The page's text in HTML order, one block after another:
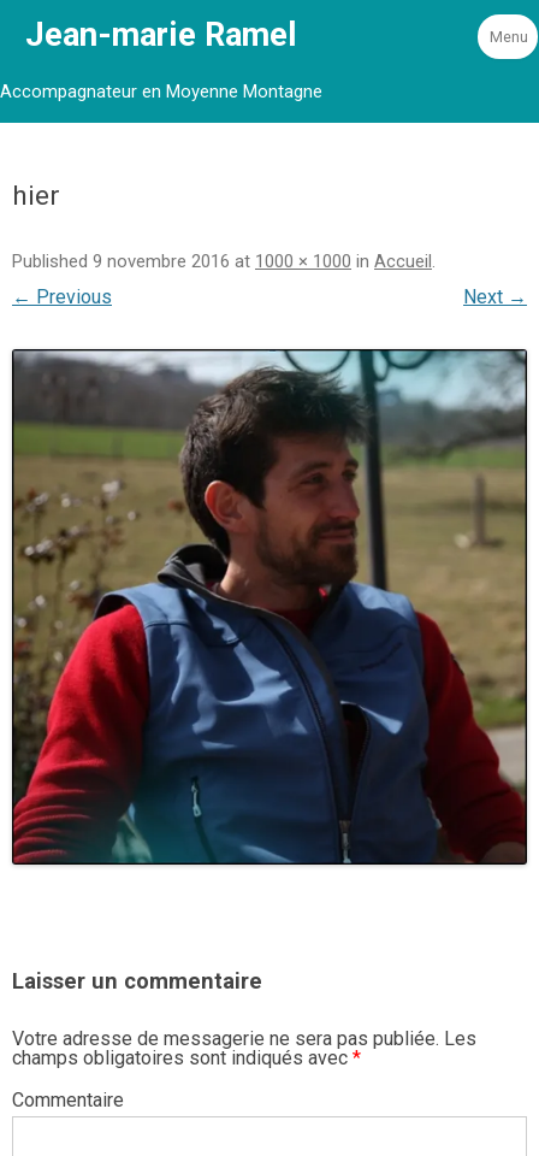
Jean-marie Ramel
Accompagnateur en Moyenne Montagne
Menu
hier
Published 9 novembre 2016 at 1000 × 1000 in Accueil.
← Previous Next →
Laisser un commentaire
Votre adresse de messagerie ne sera pas publiée. Les
champs obligatoires sont indiqués avec *
Commentaire